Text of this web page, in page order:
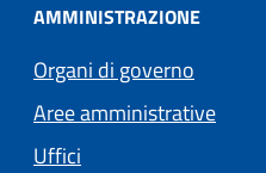
AMMINISTRAZIONE
Organi di governo
Aree amministrative
Uffici